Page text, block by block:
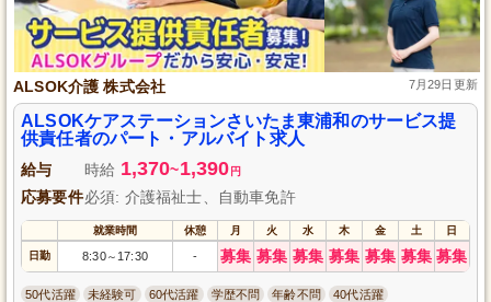
ALSOK介護 株式会社 7月29日更新
ALSOKケアステーションさいたま東浦和のサービス提
供責任者のパート・アルバイト求人
給与 時給 1,370~1,390 円
応募要件必須: 介護福祉士、自動車免許
就業時間 休憩 月 火 水 木 金 土 日
日勤 8:30～ 17:30 - 募集 募集 募集 募集 募集 募集 募集
50代活躍 未経験可 60代活躍 学歴不問 年齢不問 40代活躍